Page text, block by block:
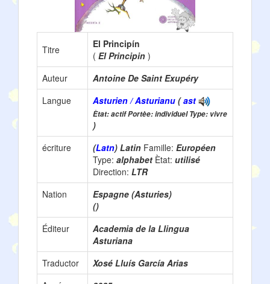
Titre
El Principín
( El Principin )
Auteur
Antoine De Saint Exupéry
Langue
Asturien / Asturianu (ast
Ètat: actif Portèe: individuel Type: vivre
)
écriture
(Latn) Latin Famille: Européen
Type: alphabet Ètat: utilisé
Direction: LTR
Nation
Espagne (Asturies)
()
Éditeur
Academia de la Llingua
Asturiana
Traductor
Xosé Lluís García Arias